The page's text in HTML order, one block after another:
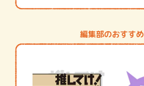
編集部のおすすめ